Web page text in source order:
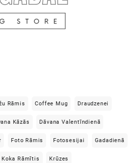
Rāmis Coffee Mug Draudzenei
Kāzās Dāvana Valentīndienā
Foto Rāmis Fotosesijai Gadadienā
Koka Rāmītis Krūzes